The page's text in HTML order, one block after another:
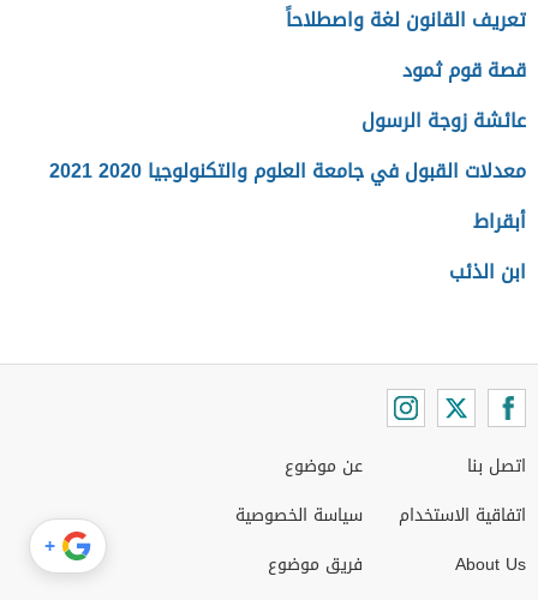
تعريف القانون لغة واصطلاحاً
قصة قوم ثمود
عائشة زوجة الرسول
معدلات القبول في جامعة العلوم والتكنولوجيا 2020 2021
أبقراط
ابن الذئب
اتصل بنا
اتفاقية الاستخدام
About Us
عن موضوع
سياسة الخصوصية
فريق موضوع
+